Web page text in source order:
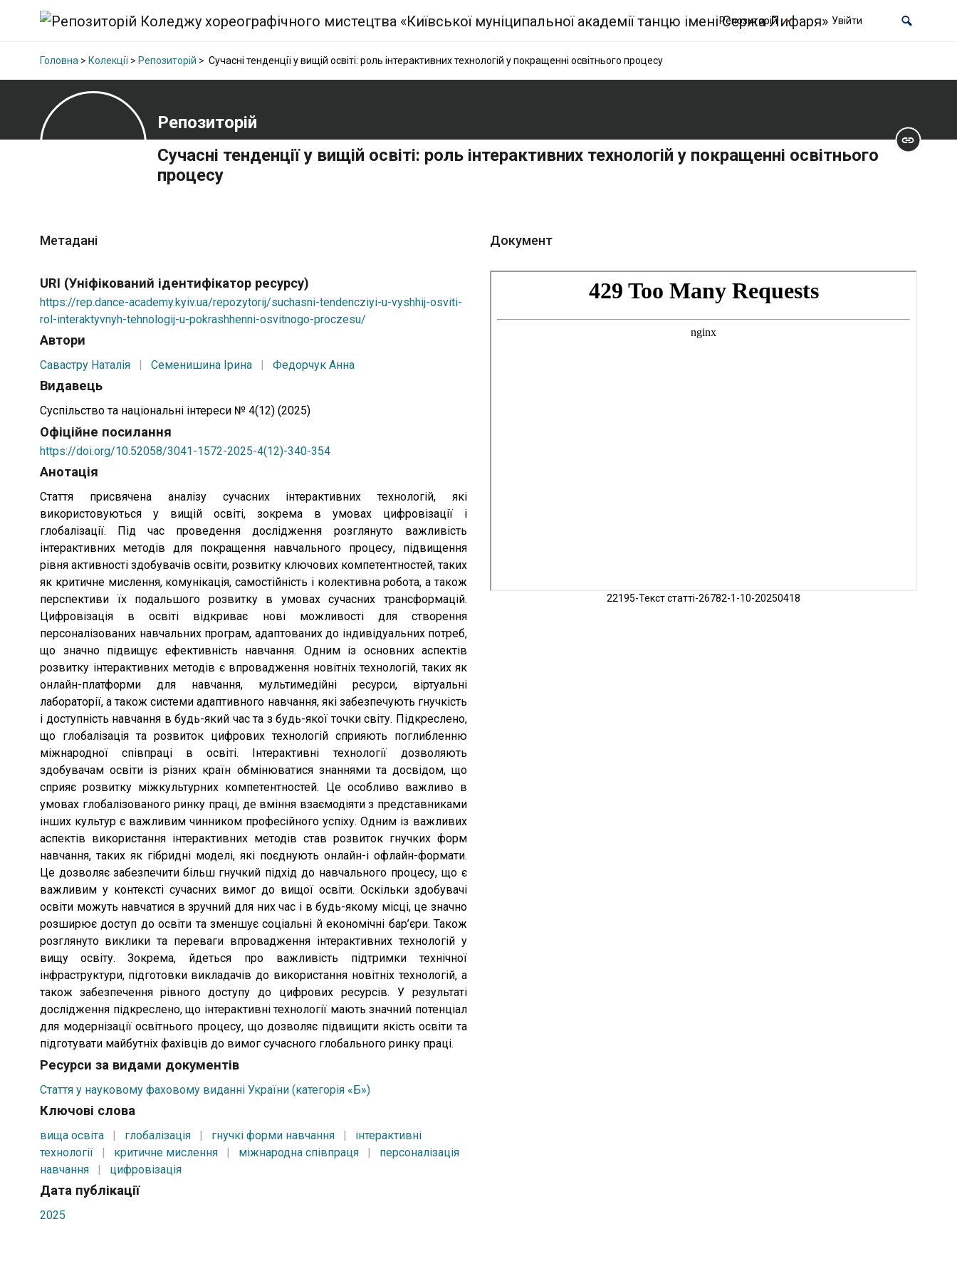
Репозиторій Увійти
Головна > Колекції > Репозиторій > Сучасні тенденції у вищій освіті: роль інтерактивних технологій у покращенні освітнього процесу
Репозиторій
Сучасні тенденції у вищій освіті: роль інтерактивних технологій у покращенні освітнього
процесу
Метадані
URI (Уніфікований ідентифікатор ресурсу)
https://rep.dance-academy.kyiv.ua/repozytorij/suchasni-tendencziyi-u-vyshhij-osviti-
rol-interaktyvnyh-tehnologij-u-pokrashhenni-osvitnogo-proczesu/
Автори
Савастру Наталія | Семенишина Ірина | Федорчук Анна
Видавець
Суспільство та національні інтереси № 4(12) (2025)
Офіційне посилання
https://doi.org/10.52058/3041-1572-2025-4(12)-340-354
Анотація
Стаття присвячена аналізу сучасних інтерактивних технологій, які
використовуються у вищій освіті, зокрема в умовах цифровізації і
глобалізації. Під час проведення дослідження розглянуто важливість
інтерактивних методів для покращення навчального процесу, підвищення
рівня активності здобувачів освіти, розвитку ключових компетентностей, таких
як критичне мислення, комунікація, самостійність і колективна робота, а також
перспективи їх подальшого розвитку в умовах сучасних трансформацій.
Цифровізація в освіті відкриває нові можливості для створення
персоналізованих навчальних програм, адаптованих до індивідуальних потреб,
що значно підвищує ефективність навчання. Одним із основних аспектів
розвитку інтерактивних методів є впровадження новітніх технологій, таких як
онлайн-платформи для навчання, мультимедійні ресурси, віртуальні
лабораторії, а також системи адаптивного навчання, які забезпечують гнучкість
і доступність навчання в будь-який час та з будь-якої точки світу. Підкреслено,
що глобалізація та розвиток цифрових технологій сприяють поглибленню
міжнародної співпраці в освіті. Інтерактивні технології дозволяють
здобувачам освіти із різних країн обмінюватися знаннями та досвідом, що
сприяє розвитку міжкультурних компетентностей. Це особливо важливо в
умовах глобалізованого ринку праці, де вміння взаємодіяти з представниками
інших культур є важливим чинником професійного успіху. Одним із важливих
аспектів використання інтерактивних методів став розвиток гнучких форм
навчання, таких як гібридні моделі, які поєднують онлайн-і офлайн-формати.
Це дозволяє забезпечити більш гнучкий підхід до навчального процесу, що є
важливим у контексті сучасних вимог до вищої освіти. Оскільки здобувачі
освіти можуть навчатися в зручний для них час і в будь-якому місці, це значно
розширює доступ до освіти та зменшує соціальні й економічні бар’єри. Також
розглянуто виклики та переваги впровадження інтерактивних технологій у
вищу освіту. Зокрема, йдеться про важливість підтримки технічної
інфраструктури, підготовки викладачів до використання новітніх технологій, а
також забезпечення рівного доступу до цифрових ресурсів. У результаті
дослідження підкреслено, що інтерактивні технології мають значний потенціал
для модернізації освітнього процесу, що дозволяє підвищити якість освіти та
підготувати майбутніх фахівців до вимог сучасного глобального ринку праці.
Ресурси за видами документів
Стаття у науковому фаховому виданні України (категорія «Б»)
Ключові слова
вища освіта | глобалізація | гнучкі форми навчання |
інтерактивні
технології
| критичне мислення | міжнародна співпраця |
персоналізація
навчання
| цифровізація
Дата публікації
2025
Документ
22195-Текст статті-26782-1-10-20250418